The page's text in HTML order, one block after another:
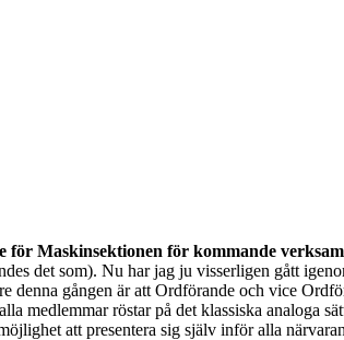
Maskinsektionen för kommande
det som). Nu har jag ju visserligen gått
denna gången är att Ordförande och vice
medlemmar röstar på det klassiska analoga
att presentera sig själv inför alla